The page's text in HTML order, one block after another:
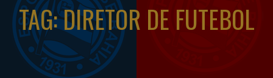
TAG: DIRETOR DE FUTEBOL